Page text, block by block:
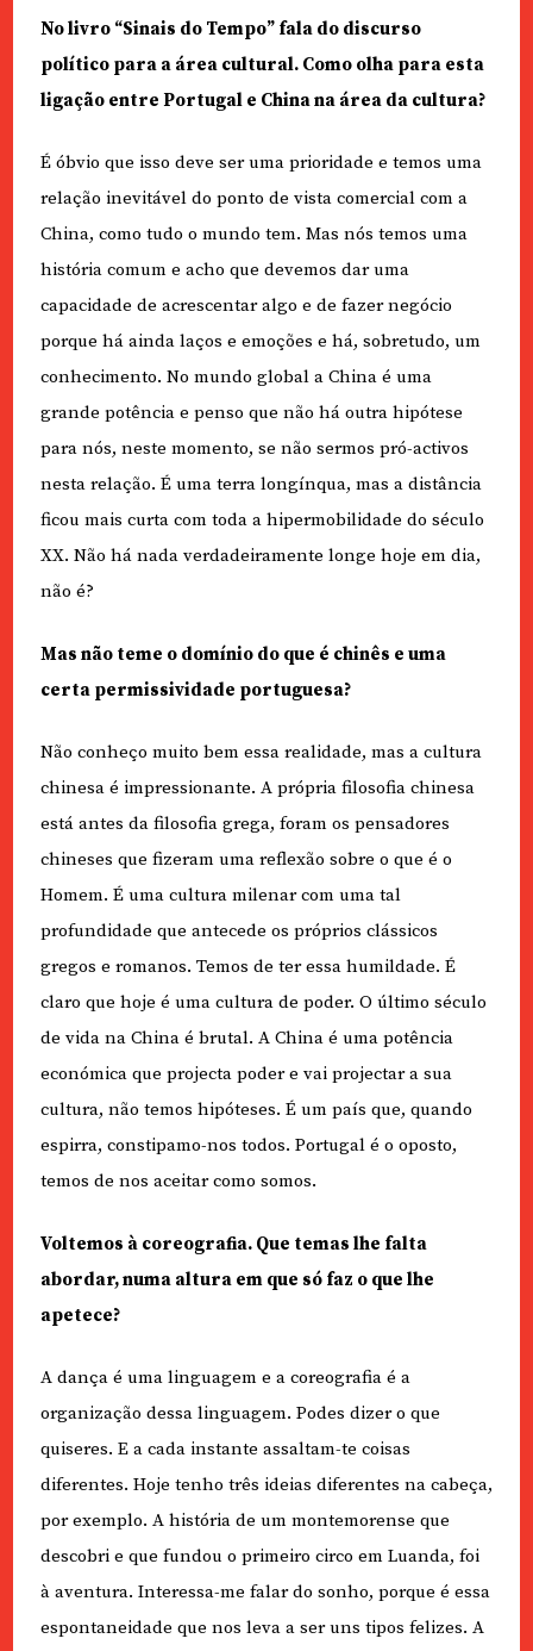
No livro “Sinais do Tempo” fala do discurso
político para a área cultural. Como olha para esta
ligação entre Portugal e China na área da cultura?
É óbvio que isso deve ser uma prioridade e temos uma
relação inevitável do ponto de vista comercial com a
China, como tudo o mundo tem. Mas nós temos uma
história comum e acho que devemos dar uma
capacidade de acrescentar algo e de fazer negócio
porque há ainda laços e emoções e há, sobretudo, um
conhecimento. No mundo global a China é uma
grande potência e penso que não há outra hipótese
para nós, neste momento, se não sermos pró-activos
nesta relação. É uma terra longínqua, mas a distância
ficou mais curta com toda a hipermobilidade do século
XX. Não há nada verdadeiramente longe hoje em dia,
não é?
Mas não teme o domínio do que é chinês e uma
certa permissividade portuguesa?
Não conheço muito bem essa realidade, mas a cultura
chinesa é impressionante. A própria filosofia chinesa
está antes da filosofia grega, foram os pensadores
chineses que fizeram uma reflexão sobre o que é o
Homem. É uma cultura milenar com uma tal
profundidade que antecede os próprios clássicos
gregos e romanos. Temos de ter essa humildade. É
claro que hoje é uma cultura de poder. O último século
de vida na China é brutal. A China é uma potência
económica que projecta poder e vai projectar a sua
cultura, não temos hipóteses. É um país que, quando
espirra, constipamo-nos todos. Portugal é o oposto,
temos de nos aceitar como somos.
Voltemos à coreografia. Que temas lhe falta
abordar, numa altura em que só faz o que lhe
apetece?
A dança é uma linguagem e a coreografia é a
organização dessa linguagem. Podes dizer o que
quiseres. E a cada instante assaltam-te coisas
diferentes. Hoje tenho três ideias diferentes na cabeça,
por exemplo. A história de um montemorense que
descobri e que fundou o primeiro circo em Luanda, foi
à aventura. Interessa-me falar do sonho, porque é essa
espontaneidade que nos leva a ser uns tipos felizes. A